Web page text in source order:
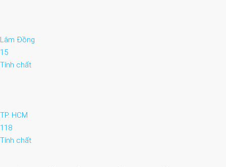
Lâm Đồng
15
Tính chất
TP. HCM
118
Tính chất